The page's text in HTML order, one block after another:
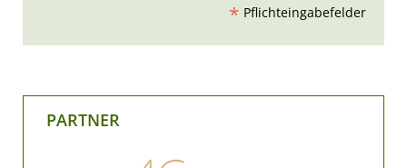
* Pflichteingabefelder
PARTNER